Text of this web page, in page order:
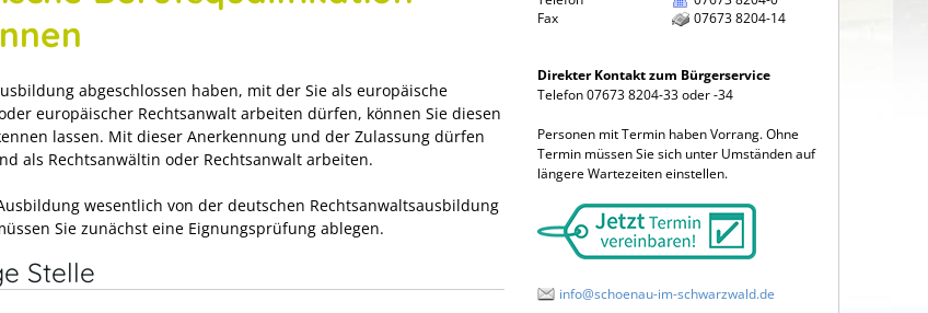
abgeschlossen haben, mit der Sie als europäische
europäischer Rechtsanwalt arbeiten dürfen, können Sie diesen
lassen. Mit dieser Anerkennung und der Zulassung dürfen
als Rechtsanwältin oder Rechtsanwalt arbeiten.
wesentlich von der deutschen Rechtsanwaltsausbildung
Sie zunächst eine Eignungsprüfung ablegen.
Stelle
Fax
07673 8204-14
Direkter Kontakt zum Bürgerservice
Telefon 07673 8204-33 oder -34
Personen mit Termin haben Vorrang. Ohne
Termin müssen Sie sich unter Umständen auf
längere Wartezeiten einstellen.
info@schoenau-im-schwarzwald.de